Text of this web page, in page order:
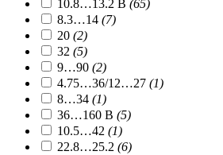
10.8…13.2 В (65)
8.3…14 (7)
20 (2)
32 (5)
9…90 (2)
4.75…36/12…27 (1)
8…34 (1)
36…160 В (5)
10.5…42 (1)
22.8…25.2 (6)